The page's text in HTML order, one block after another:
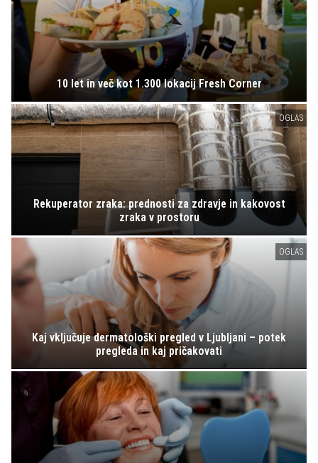
10 let in več kot 1.300 lokacij Fresh Corner
OGLAS
Rekuperator zraka: prednosti za zdravje in kakovost
zraka v prostoru
OGLAS
Kaj vključuje dermatološki pregled v Ljubljani – potek
pregleda in kaj pričakovati